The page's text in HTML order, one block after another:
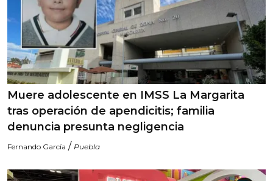
Muere adolescente en IMSS La Margarita
tras operación de apendicitis; familia
denuncia presunta negligencia
Fernando García / Puebla